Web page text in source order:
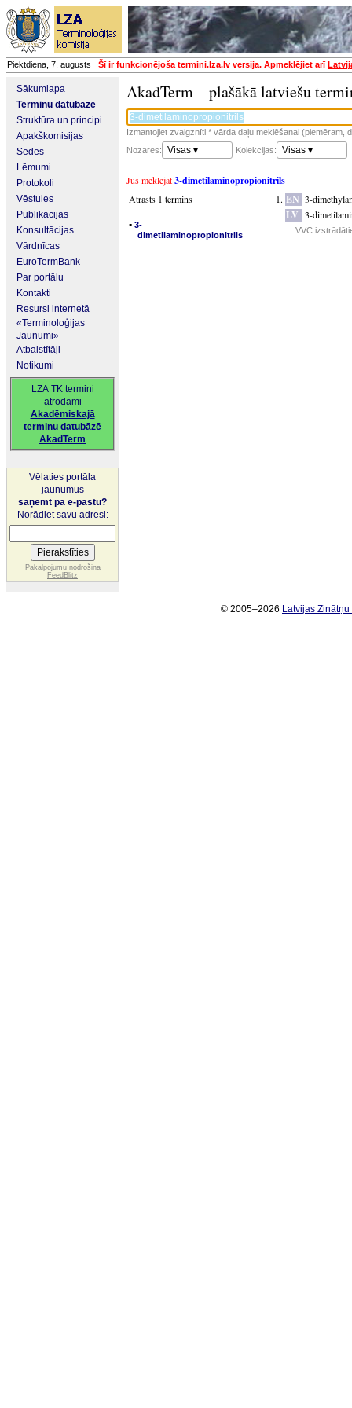
Piektdiena, 7. augusts Šī ir funkcionējoša termini.lza.lv versija. Apmeklējiet arī
Sākumlapa
Terminu datubāze
Struktūra un principi
Apakškomisijas
Sēdes
Lēmumi
Protokoli
Vēstules
Publikācijas
Konsultācijas
Vārdnīcas
EuroTermBank
Par portālu
Kontakti
Resursi internetā
«Terminoloģijas
Jaunumi»
Atbalstītāji
Notikumi
LZA TK termini
atrodami
Akadēmiskajā
terminu datubāzē
AkadTerm
Vēlaties portāla
jaunumus
saņemt pa e-pastu?
Norādiet savu adresi:
Pakalpojumu nodrošina
FeedBlitz
AkadTerm – plašākā latviešu
Izmantojiet zvaigznīti * vārda daļu meklēšanai (piemēram,
Nozares:
Visas ▾ Kolekcijas: Visas ▾
Jūs meklējāt3-dimetilaminopropionitrils
Atrasts 1 termins
▪ 3-
dimetilaminopropionitrils
EN 3-
LV 3-
VVC
© 2005–2026 Latvijas